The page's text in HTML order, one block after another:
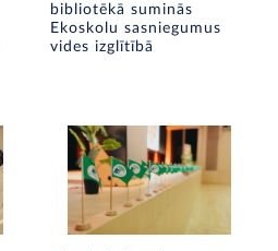
bibliotēkā suminās
Ekoskolu sasniegumus
vides izglītībā